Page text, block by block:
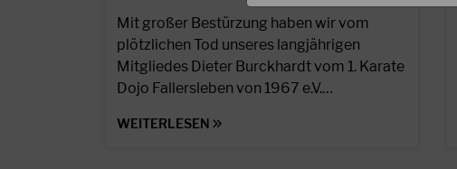
Mit großer Bestürzung haben wir vom
plötzlichen Tod unseres langjährigen
Mitgliedes Dieter Burckhardt vom 1. Karate
Dojo Fallersleben von 1967 e.V.…
WEITERLESEN